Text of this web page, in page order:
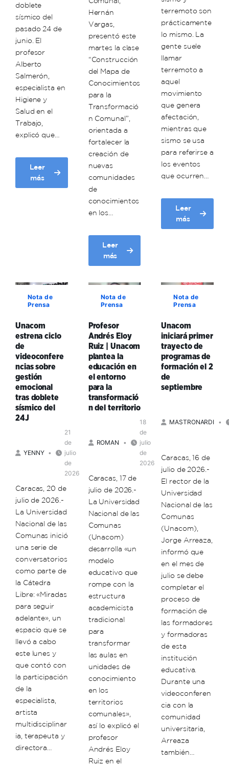
doblete
sísmico del
pasado 24 de
junio. El
profesor
Alberto
Salmerón,
especialista en
Higiene y
Salud en el
Trabajo,
explicó que…
Leer
más
about
Unacom
el
territorio
comunal
Hernán
Vargas,
presentó este
martes la clase
“Construcción
del Mapa de
Conocimientos
para la
Transformació
n Comunal”,
orientada a
fortalecer la
creación de
nuevas
comunidades
de
conocimientos
en los…
Leer
más
about
Unacom
clase
de
formación
formadores
y
formadoras
sobre
el
Mapa
de
Conocimientos
terremoto son
prácticamente
lo mismo. La
gente suele
llamar
terremoto a
aquel
movimiento
que genera
afectación,
mientras que
sismo se usa
para referirse a
los eventos
que ocurren…
Leer
más
about
Científicos
significarnos
“un
aprendizaje
en
autoconciencia
y
cultura
comunitaria
Nota de
Prensa
Unacom
estrena ciclo
de
videoconfere
ncias sobre
gestión
emocional
tras doblete
sísmico del
24J
YENNY
21
de
julio
de
2026
Caracas, 20 de
julio de 2026.-
La Universidad
Nacional de las
Comunas inició
una serie de
conversatorios
como parte de
la Cátedra
Libre: «Miradas
para seguir
adelante», un
espacio que se
llevó a cabo
este lunes y
que contó con
la participación
de la
especialista,
artista
multidisciplinar
ia, terapeuta y
directora…
Nota de
Prensa
Profesor
Andrés Eloy
Ruiz | Unacom
plantea la
educación en
el entorno
para la
transformació
n del territorio
ROMAN
18
de
julio
de
2026
Caracas, 17 de
julio de 2026.-
La Universidad
Nacional de las
Comunas
(Unacom)
desarrolla «un
modelo
educativo que
rompe con la
estructura
academicista
tradicional
para
transformar
las aulas en
unidades de
conocimiento
en los
territorios
comunales»,
así lo explicó el
profesor
Andrés Eloy
Ruiz en el
Nota de
Prensa
Unacom
iniciará primer
trayecto de
programas de
formación el 2
de
septiembre
MASTRONARDI
Caracas, 16 de
julio de 2026.-
El rector de la
Universidad
Nacional de las
Comunas
(Unacom),
Jorge Arreaza,
informó que
en el mes de
julio se debe
completar el
proceso de
formación de
las formadores
y formadoras
de esta
institución
educativa.
Durante una
videoconferen
cia con la
comunidad
universitaria,
Arreaza
también…